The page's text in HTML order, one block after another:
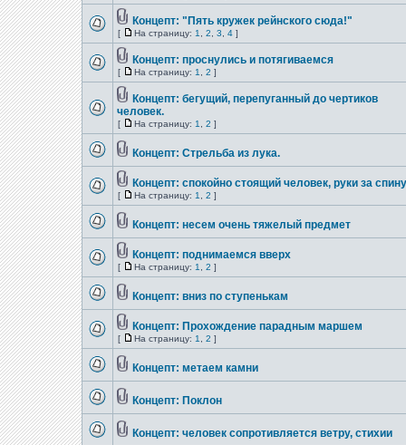
Концепт: "Пять кружек рейнского сюда!"
[ На страницу: 1 2 3 4 ]
Концепт: проснулись и потягиваемся
[ На страницу: 1 2 ]
Концепт: бегущий, перепуганный до чертиков
человек.
[ На страницу: 1 2 ]
Концепт: Стрельба из лука.
Концепт: спокойно стоящий человек, руки за
[ На страницу: 1 2 ]
Концепт: несем очень тяжелый предмет
Концепт: поднимаемся вверх
[ На страницу: 1 2 ]
Концепт: вниз по ступенькам
Концепт: Прохождение парадным маршем
[ На страницу: 1 2 ]
Концепт: метаем камни
Концепт: Поклон
Концепт: человек сопротивляется ветру, стихии